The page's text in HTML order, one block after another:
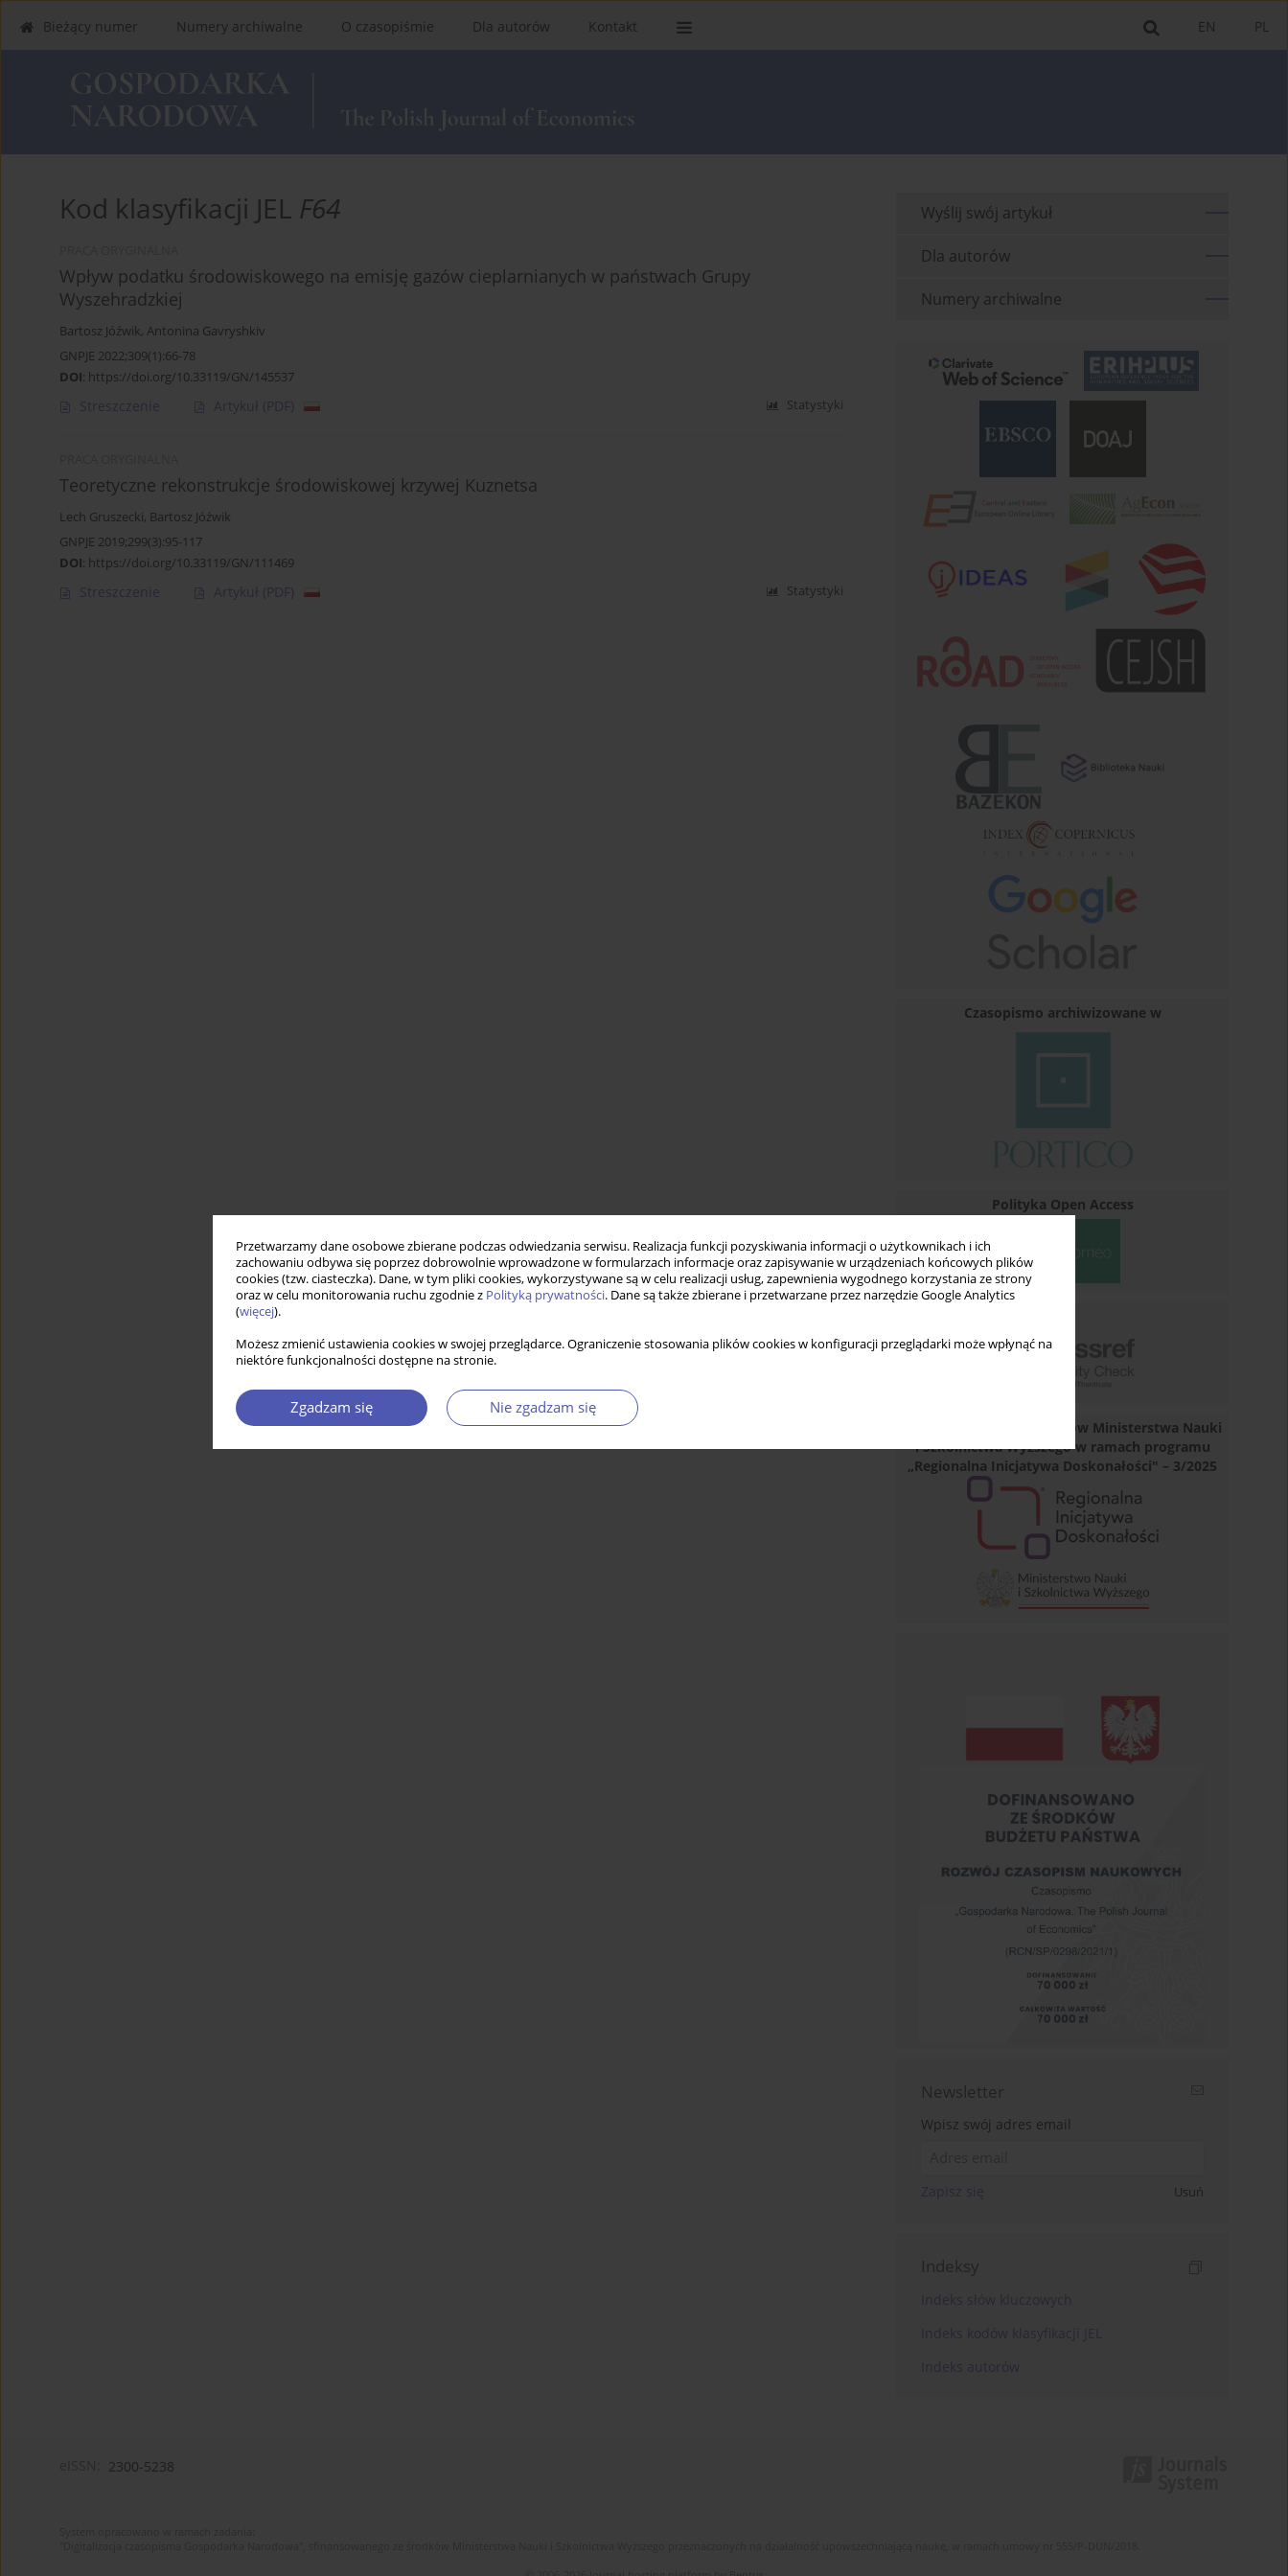
Przetwarzamy dane osobowe zbierane podczas odwiedzania serwisu. Realizacja funkcji pozyskiwania informacji o użytkownikach i ich
zachowaniu odbywa się poprzez dobrowolnie wprowadzone w formularzach informacje oraz zapisywanie w urządzeniach końcowych plików
cookies (tzw. ciasteczka). Dane, w tym pliki cookies, wykorzystywane są w celu realizacji usług, zapewnienia wygodnego korzystania ze strony
oraz w celu monitorowania ruchu zgodnie z Polityką prywatności. Dane są także zbierane i przetwarzane przez narzędzie Google Analytics
(więcej).
Możesz zmienić ustawienia cookies w swojej przeglądarce. Ograniczenie stosowania plików cookies w konfiguracji przeglądarki może wpłynąć na
niektóre funkcjonalności dostępne na stronie.
Zgadzam się Nie zgadzam się
PL
EN
Bieżący numer Numery archiwalne O czasopiśmie Dla autorów Kontakt
Kod klasyfikacji JEL F64
Wpływ podatku środowiskowego na emisję gazów cieplarnianych w państwach Grupy
Wyszehradzkiej
Bartosz Jóźwik, Antonina Gavryshkiv
GNPJE 2022;309(1):66-78
DOI: https://doi.org/10.33119/GN/145537
Streszczenie Artykuł (PDF) Statystyki
Teoretyczne rekonstrukcje środowiskowej krzywej Kuznetsa
Lech Gruszecki, Bartosz Jóźwik
GNPJE 2019;299(3):95-117
DOI: https://doi.org/10.33119/GN/111469
Streszczenie Artykuł (PDF) Statystyki
Wyślij swój artykuł
Dla autorów
Numery archiwalne
Czasopismo archiwizowane w
Polityka Open Access
Dofinansowano ze środków Ministerstwa Nauki
i Szkolnictwa Wyższego w ramach programu
„Regionalna Inicjatywa Doskonałości" – 3/2025
Newsletter
Wpisz swój adres email
Usuń
Indeksy
2300-5238